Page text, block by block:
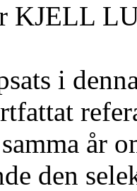
KJELL
i
år
den